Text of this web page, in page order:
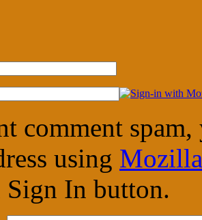
comment
using
Sign In button.